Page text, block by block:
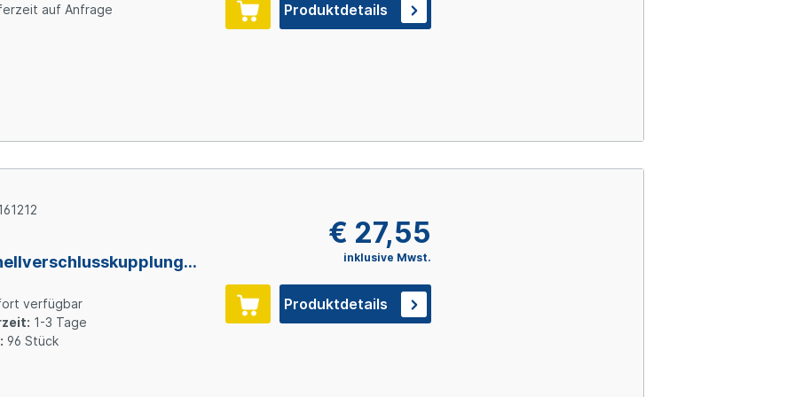
1/2" (12,7 mm) ID,
auf Anfrage Produktdetails
3/4" (19,0 mm)
verfügbar
1-3 Tage
96 Stück
€ 27,55
inklusive Mwst.
Produktdetails